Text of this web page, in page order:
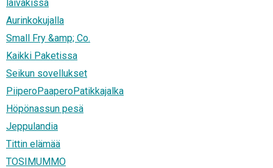
laivakissa
Aurinkokujalla
Small Fry &amp; Co.
Kaikki Paketissa
Seikun sovellukset
PiiperoPaaperoPatikkajalka
Höpönassun pesä
Jeppulandia
Tittin elämää
TOSIMUMMO